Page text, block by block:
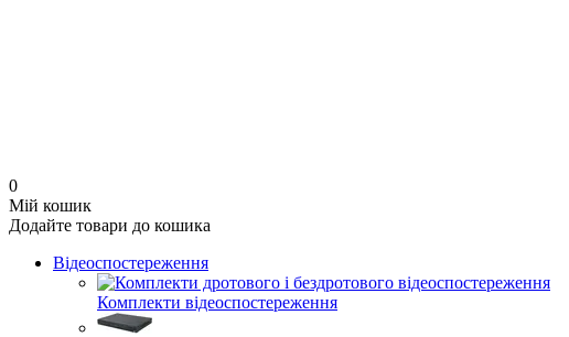
0
Мій кошик
Додайте товари до кошика
Відеоспостереження
Комплекти відеоспостереження